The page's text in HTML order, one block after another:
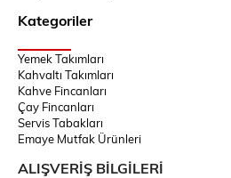
Kategoriler
Yemek Takımları
Kahvaltı Takımları
Kahve Fincanları
Çay Fincanları
Servis Tabakları
Emaye Mutfak Ürünleri
ALIŞVERİŞ BİLGİLERİ